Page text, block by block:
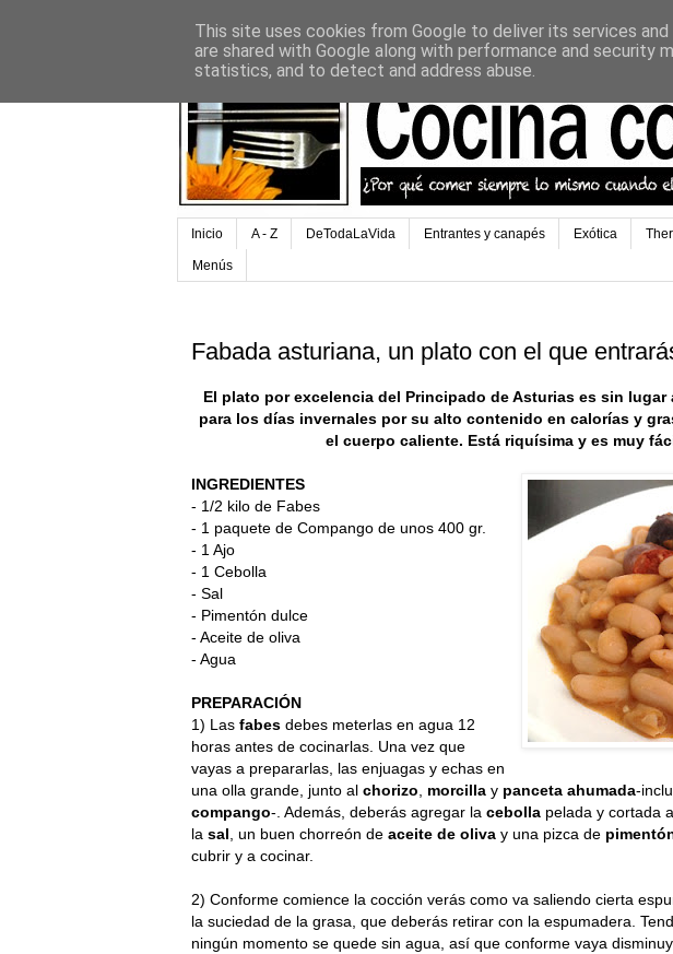
Inicio A - Z DeTodaLaVida Entrantes y canapés Exótica
Menús
Fabada asturiana, un plato con el que
El plato por excelencia del Principado de Asturias es sin lugar
para los días invernales por su alto contenido en calorías y
el cuerpo caliente. Está riquísima y es muy
INGREDIENTES
- 1/2 kilo de Fabes
- 1 paquete de Compango de unos 400 gr.
- 1 Ajo
- 1 Cebolla
- Sal
- Pimentón dulce
- Aceite de oliva
- Agua
PREPARACIÓN
1) Las fabes debes meterlas en agua 12
horas antes de cocinarlas. Una vez que
vayas a prepararlas, las enjuagas y echas en
una olla grande, junto al chorizo morcilla y panceta ahumada-
compango-. Además, deberás agregar la cebolla pelada y cortada
la sal , un buen chorreón de aceite de oliva y una pizca de
cubrir y a cocinar.
2) Conforme comience la cocción verás como va saliendo cierta
la suciedad de la grasa, que deberás retirar con la espumadera.
ningún momento se quede sin agua, así que conforme vaya
This site uses cookies from Google to deliver its services
are shared with Google along with performance and security
statistics, and to detect and address abuse.